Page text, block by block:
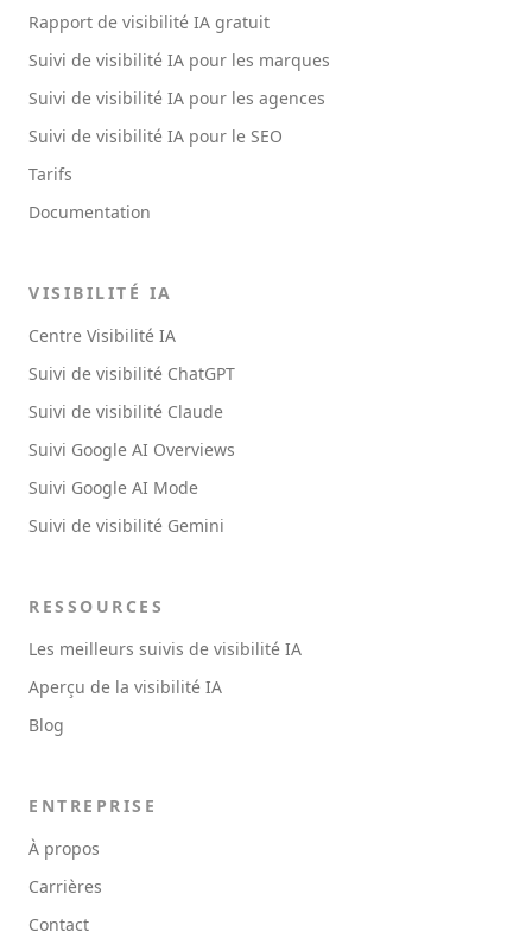
Rapport de visibilité IA gratuit
Suivi de visibilité IA pour les marques
Suivi de visibilité IA pour les agences
Suivi de visibilité IA pour le SEO
Tarifs
Documentation
VISIBILITÉ IA
Centre Visibilité IA
Suivi de visibilité ChatGPT
Suivi de visibilité Claude
Suivi Google AI Overviews
Suivi Google AI Mode
Suivi de visibilité Gemini
RESSOURCES
Les meilleurs suivis de visibilité IA
Aperçu de la visibilité IA
Blog
ENTREPRISE
À propos
Carrières
Contact